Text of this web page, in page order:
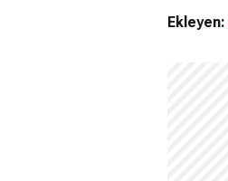
Ekleyen: